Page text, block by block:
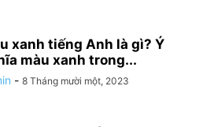
xanh tiếng Anh là gì? Ý
màu xanh trong...
- 8 Tháng mười một, 2023